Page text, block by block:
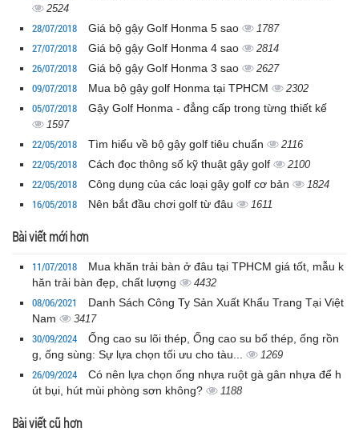
2524
28/07/2018 Giá bộ gậy Golf Honma 5 sao 1787
27/07/2018 Giá bộ gậy Golf Honma 4 sao 2814
26/07/2018 Giá bộ gậy Golf Honma 3 sao 2627
09/07/2018 Mua bộ gậy golf Honma tại TPHCM 2302
05/07/2018 Gậy Golf Honma - đẳng cấp trong từng thiết kế
1597
22/05/2018 Tìm hiểu về bộ gậy golf tiêu chuẩn 2116
22/05/2018 Cách đọc thông số kỹ thuật gậy golf 2100
22/05/2018 Công dụng của các loại gậy golf cơ bản 1824
16/05/2018 Nên bắt đầu chơi golf từ đâu 1611
Bài viết mới hơn
11/07/2018
Mua khăn trải bàn ở đâu tại TPHCM giá tốt, mẫu k
hăn trải bàn đẹp, chất lượng
4432
08/06/2021
Danh Sách Công Ty Sản Xuất Khẩu Trang Tại Việt
Nam
3417
30/09/2024
Ống cao su lõi thép, Ống cao su bố thép, ống rồn
g, ống sùng: Sự lựa chọn tối ưu cho tàu...
1269
26/09/2024
Có nên lựa chọn ống nhựa ruột gà gân nhựa để h
út bụi, hút mùi phòng sơn không?
1188
Bài viết cũ hơn